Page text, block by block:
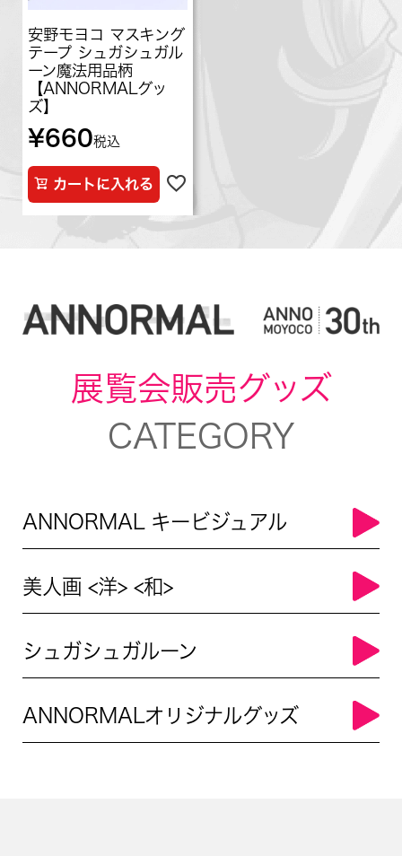
安野モヨコ マスキング
テープ シュガシュガル
ーン魔法用品柄
【ANNORMALグッ
ズ】
¥660税込
カートに入れる
展覧会販売グッズ
CATEGORY
ANNORMAL キービジュアル
美人画 <洋> <和>
シュガシュガルーン
ANNORMALオリジナルグッズ